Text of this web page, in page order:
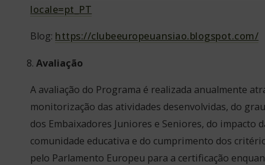
locale=pt_PT
Blog: https://clubeeuropeuansiao.blogspot.com/
Avaliação
A avaliação do Programa é realizada anualmente
monitorização das atividades desenvolvidas, do
dos Embaixadores Juniores e Seniores, do impacto
comunidade educativa e do cumprimento dos
pelo Parlamento Europeu para a certificação